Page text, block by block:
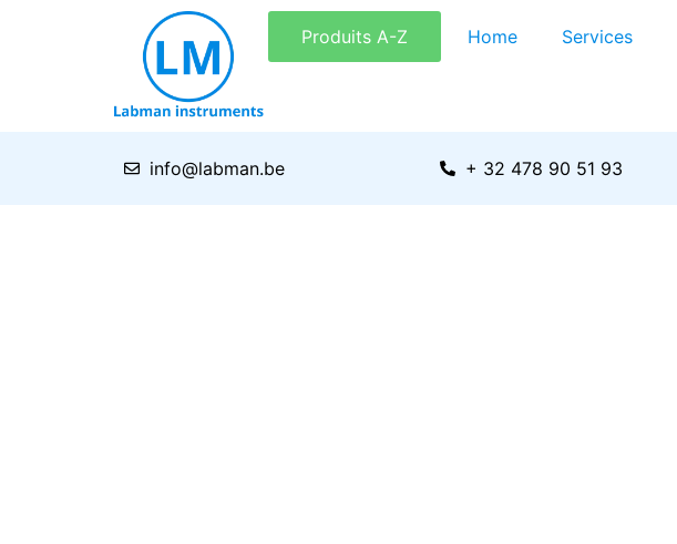
Produits A-Z Home Services
info@labman.be + 32 478 90 51 93